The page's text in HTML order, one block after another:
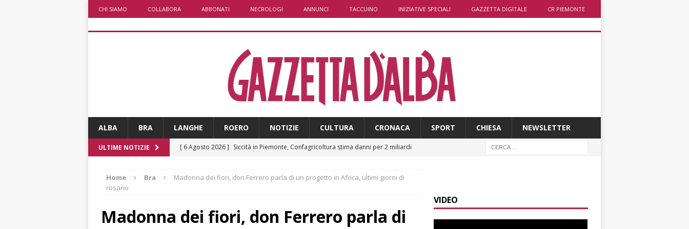
CHI SIAMO COLLABORA ABBONATI NECROLOGI ANNUNCI TACCUINO INIZIATIVE SPECIALI GAZZETTA DIGITALE CR PIEMONTE
ALBA BRA LANGHE ROERO NOTIZIE CULTURA CRONACA SPORT CHIESA NEWSLETTER
ULTIME NOTIZIE [ 6 Agosto 2026 ] Siccità in Piemonte, Confagricoltura stima danni per 2 miliardi
[ 6 Agosto 2026 ] Sanità Piemonte, Gribaudo: «I cittadini pagano l’inefficienza»
[ 6 Agosto 2026 ] Serie D, il Bra nel Girone A: definito il cammino dei giallorossi
Home Bra
Madonna dei fiori, don Ferrero parla di un progetto in Africa, ultimi giorni di
rosario
Madonna dei fiori, don Ferrero parla di
VIDEO